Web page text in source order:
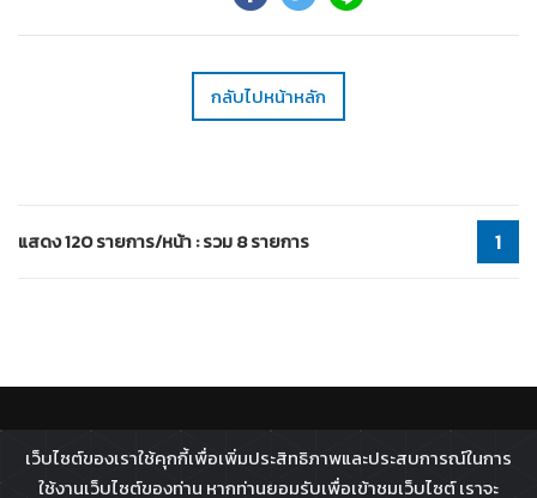
กลับไปหน้าหลัก
แสดง 120 รายการ/หน้า : รวม 8 รายการ 1
All rights reserved - 2026 ©
Broadcast Thai Television
เว็บไซต์ของเราใช้คุกกี้เพื่อเพิ่มประสิทธิภาพและประสบการณ์ในการ
ใช้งานเว็บไซต์ของท่าน หากท่านยอมรับเพื่อเข้าชมเว็บไซต์ เราจะ